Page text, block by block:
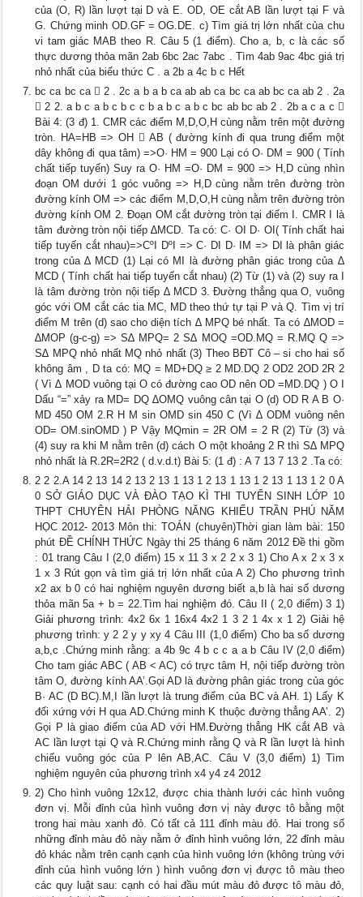
của (O, R) lần lượt tại D và E. OD, OE cắt AB lần lượt tại F và
G. Chứng minh OD.GF = OG.DE. c) Tìm giá trị lớn nhất của chu
vi tam giác MAB theo R. Câu 5 (1 điểm). Cho a, b, c là các số
thực dương thỏa mãn 2ab 6bc 2ac 7abc . Tìm 4ab 9ac 4bc giá trị
nhỏ nhất của biểu thức C . a 2b a 4c b c Hết
bc ca bc ca  2 . 2c a b a b ca ab ab ca bc ca ab bc ca ab 2 . 2a
 2 2. a b c a b c b c c b a b c a b c bc ab bc ab 2 . 2b a c a c 
Bài 4: (3 đ) 1. CMR các điểm M,D,O,H cùng nằm trên một đường
tròn. HA=HB => OH  AB ( đường kính đi qua trung điểm một
dây không đi qua tâm) =>O· HM = 900 Lại có O· DM = 900 ( Tính
chất tiếp tuyến) Suy ra O· HM =O· DM = 900 => H,D cùng nhìn
đoạn OM dưới 1 góc vuông => H,D cùng nằm trên đường tròn
đường kính OM => các điểm M,D,O,H cùng nằm trên đường tròn
đường kính OM 2. Đoạn OM cắt đường tròn tại điểm I. CMR I là
tâm đường tròn nội tiếp ∆MCD. Ta có: C· OI D· OI( Tính chất hai
tiếp tuyến cắt nhau)=>CºI DºI => C· DI D· IM => DI là phân giác
trong của ∆ MCD (1) Lại có MI là đường phân giác trong của ∆
MCD ( Tính chất hai tiếp tuyến cắt nhau) (2) Từ (1) và (2) suy ra I
là tâm đường tròn nội tiếp ∆ MCD 3. Đường thẳng qua O, vuông
góc với OM cắt các tia MC, MD theo thứ tự tại P và Q. Tìm vị trí
điểm M trên (d) sao cho diện tích ∆ MPQ bé nhất. Ta có ∆MOD =
∆MOP (g-c-g) => S∆ MPQ= 2 S∆ MOQ =OD.MQ = R.MQ Q =>
S∆ MPQ nhỏ nhất MQ nhỏ nhất (3) Theo BĐT Cô – si cho hai số
không âm , D ta có: MQ = MD+DQ ≥ 2 MD.DQ 2 OD2 2OD 2R 2
( Vì ∆ MOD vuông tại O có đường cao OD nên OD =MD.DQ ) O I
Dấu “=” xảy ra MD= DQ ∆OMQ vuông cân tại O (d) OD R A B O·
MD 450 OM 2.R H M sin OMD sin 450 C (Vì ∆ ODM vuông nên
OD= OM.sinOMD ) P Vậy MQmin = 2R OM = 2 R (2) Từ (3) và
(4) suy ra khi M nằm trên (d) cách O một khoảng 2 R thì S∆ MPQ
nhỏ nhất là R.2R=2R2 ( d.v.d.t) Bài 5: (1 đ) : A 7 13 7 13 2 .Ta có:
2 2 2.A 14 2 13 14 2 13 2 13 1 13 1 2 13 1 13 1 2 13 1 13 1 2 0 A
0 SỞ GIÁO DỤC VÀ ĐÀO TẠO KÌ THI TUYỂN SINH LỚP 10
THPT CHUYÊN HẢI PHÒNG NĂNG KHIẾU TRẦN PHÚ NĂM
HỌC 2012- 2013 Môn thi: TOÁN (chuyên)Thời gian làm bài: 150
phút ĐỀ CHÍNH THỨC Ngày thi 25 tháng 6 năm 2012 Đề thi gồm
: 01 trang Câu I (2,0 điểm) 15 x 11 3 x 2 2 x 3 1) Cho A x 2 x 3 x
1 x 3 Rút gọn và tìm giá trị lớn nhất của A 2) Cho phương trình
x2 ax b 0 có hai nghiệm nguyên dương biết a,b là hai số dương
thỏa mãn 5a + b = 22.Tìm hai nghiệm đó. Câu II ( 2,0 điểm) 3 1)
Giải phương trình: 4x2 6x 1 16x4 4x2 1 3 2 1 4x x 1 2) Giải hệ
phương trình: y 2 2 y y xy 4 Câu III (1,0 điểm) Cho ba số dương
a,b,c .Chứng minh rằng: a 4b 9c 4 b c c a a b Câu IV (2,0 điểm)
Cho tam giác ABC ( AB < AC) có trực tâm H, nội tiếp đường tròn
tâm O, đường kính AA’.Gọi AD là đường phân giác trong của góc
B· AC (D BC).M,I lần lượt là trung điểm của BC và AH. 1) Lấy K
đối xứng với H qua AD.Chứng minh K thuộc đường thẳng AA’. 2)
Gọi P là giao điểm của AD với HM.Đường thẳng HK cắt AB và
AC lần lượt tại Q và R.Chứng minh rằng Q và R lần lượt là hình
chiếu vuông góc của P lên AB,AC. Câu V (3,0 điểm) 1) Tìm
nghiệm nguyên của phương trình x4 y4 z4 2012
2) Cho hình vuông 12x12, được chia thành lưới các hình vuông
đơn vị. Mỗi đỉnh của hình vuông đơn vị này được tô bằng một
trong hai màu xanh đỏ. Có tất cả 111 đỉnh màu đỏ. Hai trong số
những đỉnh màu đỏ này nằm ở đỉnh hình vuông lớn, 22 đỉnh màu
đỏ khác nằm trên cạnh cạnh của hình vuông lớn (không trùng với
đỉnh của hình vuông lớn ) hình vuông đơn vị được tô màu theo
các quy luật sau: cạnh có hai đầu mút màu đỏ được tô màu đỏ,